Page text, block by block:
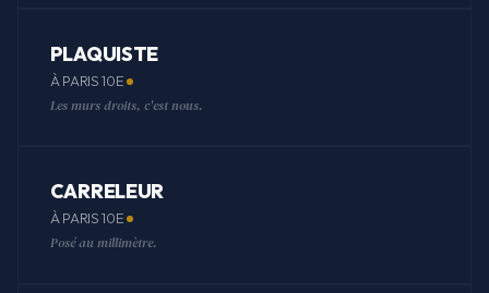
PLAQUISTE
À PARIS 10E
Les murs droits, c'est nous.
CARRELEUR
À PARIS 10E
Posé au millimètre.